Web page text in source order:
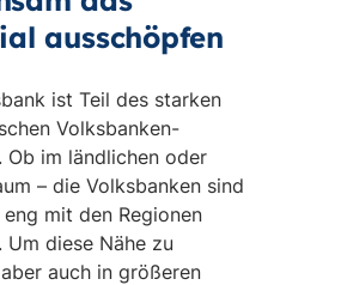
ausschöpfen
ist Teil des starken
Volksbanken-
Ob im ländlichen oder
– die Volksbanken sind
mit den Regionen
Um diese Nähe zu
auch in größeren